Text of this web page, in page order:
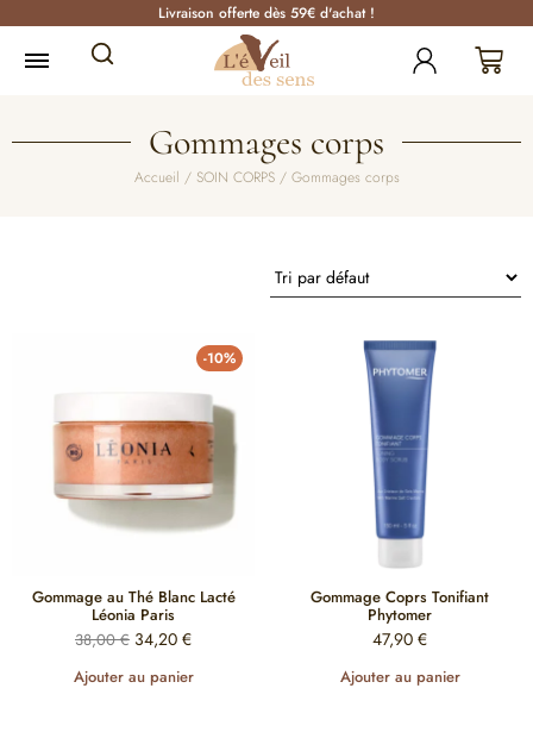
Livraison offerte dès 59€ d'achat !
Gommages corps
Accueil / SOIN CORPS/ Gommages corps
-10%
Gommage au Thé Blanc Lacté
Léonia Paris
38,00€ 34,20 €
Ajouter au panier
Gommage Coprs Tonifiant
Phytomer
47,90 €
Ajouter au panier